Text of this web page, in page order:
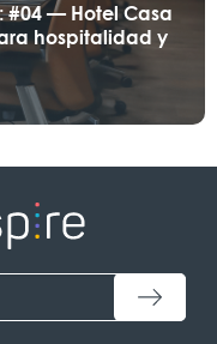
#04 — Hotel Casa
hospitalidad y